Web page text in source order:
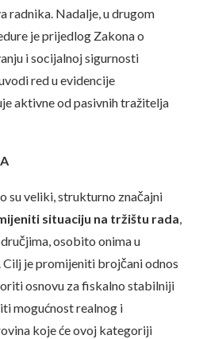
radnika. Nadalje, u drugom
je prijedlog Zakona o
i socijalnoj sigurnosti
red u evidencije
aktivne od pasivnih tražitelja
su veliki, strukturno značajni
situaciju na tržištu rada,
osobito onima u
je promijeniti brojčani odnos
osnovu za fiskalno stabilniji
mogućnost realnog i
koje će ovoj kategoriji